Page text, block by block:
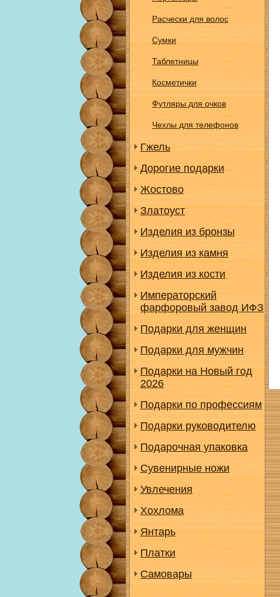
Расчески для волос
Сумки
Таблетницы
Косметички
Футляры для очков
Чехлы для телефонов
Гжель
Дорогие подарки
Жостово
Златоуст
Изделия из бронзы
Изделия из камня
Изделия из кости
Императорский
фарфоровый завод ИФЗ
Подарки для женщин
Подарки для мужчин
Подарки на Новый год
2026
Подарки по профессиям
Подарки руководителю
Подарочная упаковка
Сувенирные ножи
Увлечения
Хохлома
Янтарь
Платки
Самовары